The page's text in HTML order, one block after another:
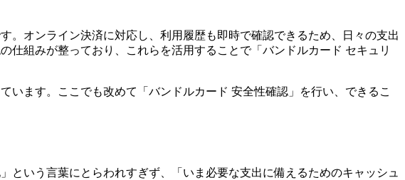
オンライン決済に対応し、利用履歴も即時で確認できるため、日々の支出
組みが整っており、これらを活用することで「バンドルカード セキュリ
ます。ここでも改めて「バンドルカード 安全性確認」を行い、できるこ
いう言葉にとらわれすぎず、「いま必要な支出に備えるためのキャッシュ